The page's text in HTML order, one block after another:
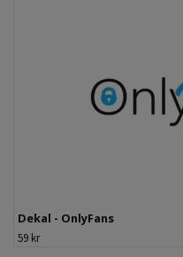
Dekal - OnlyFans
59 kr